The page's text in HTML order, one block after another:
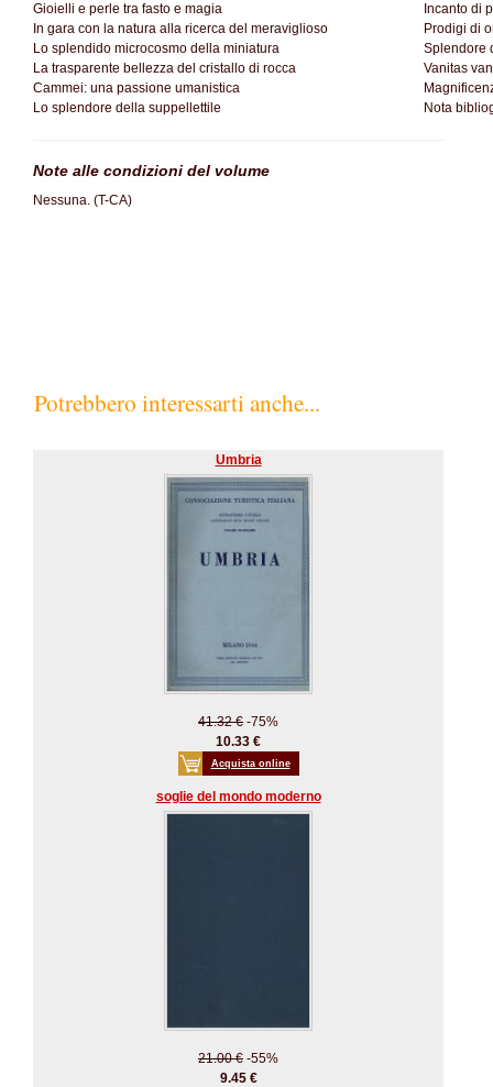
Gioielli e perle tra fasto e magia
In gara con la natura alla ricerca del meraviglioso
Lo splendido microcosmo della miniatura
La trasparente bellezza del cristallo di rocca
Cammei: una passione umanistica
Lo splendore della suppellettile
Incanto di
Prodigi di
Splendore
Vanitas
Nota
Note alle condizioni del volume
Nessuna. (T-CA)
Potrebbero interessarti anche...
Umbria
41.32 € -75%
10.33 €
Acquista online
soglie del mondo moderno
21.00 € -55%
9.45 €